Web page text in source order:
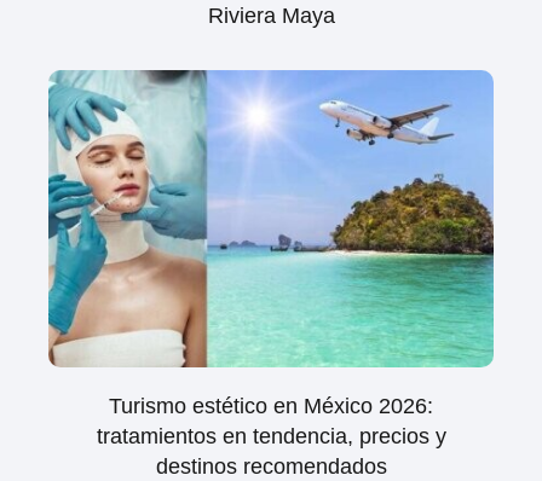
Riviera Maya
Turismo estético en México 2026:
tratamientos en tendencia, precios y
destinos recomendados